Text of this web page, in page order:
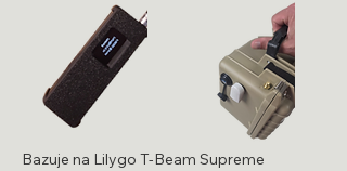
Ekran dotykowy i klawiatura QWERTY
Dobrze dostrojona antena zewnętrzna
Bazuje na Lilygo T-Beam Supreme